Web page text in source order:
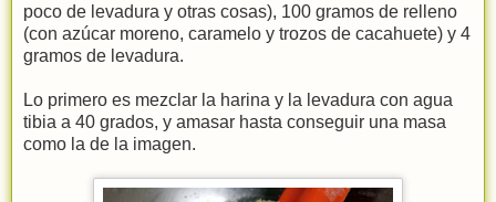
poco de levadura y otras cosas), 100 gramos de relleno
(con azúcar moreno, caramelo y trozos de cacahuete) y 4
gramos de levadura.
Lo primero es mezclar la harina y la levadura con agua
tibia a 40 grados, y amasar hasta conseguir una masa
como la de la imagen.